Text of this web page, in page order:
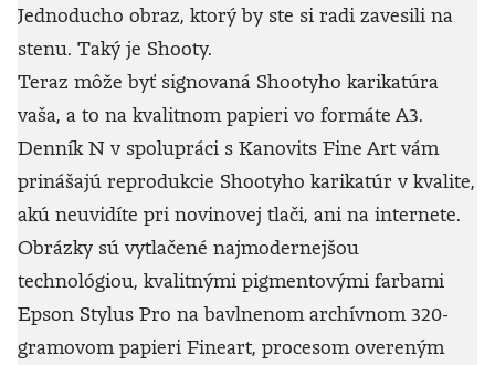
Jednoducho obraz, ktorý by ste si radi zavesili na
stenu. Taký je Shooty.
Teraz môže byť signovaná Shootyho karikatúra
vaša, a to na kvalitnom papieri vo formáte A3.
Denník N v spolupráci s Kanovits Fine Art vám
prinášajú reprodukcie Shootyho karikatúr v kvalite,
akú neuvidíte pri novinovej tlači, ani na internete.
Obrázky sú vytlačené najmodernejšou
technológiou, kvalitnými pigmentovými farbami
Epson Stylus Pro na bavlnenom archívnom 320-
gramovom papieri Fineart, procesom overeným